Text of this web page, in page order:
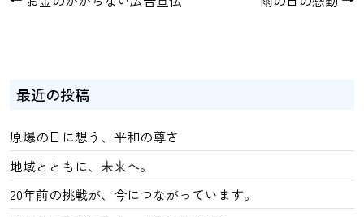
最近の投稿
原爆の日に想う、平和の尊さ
地域とともに、未来へ。
20年前の挑戦が、今につながっています。